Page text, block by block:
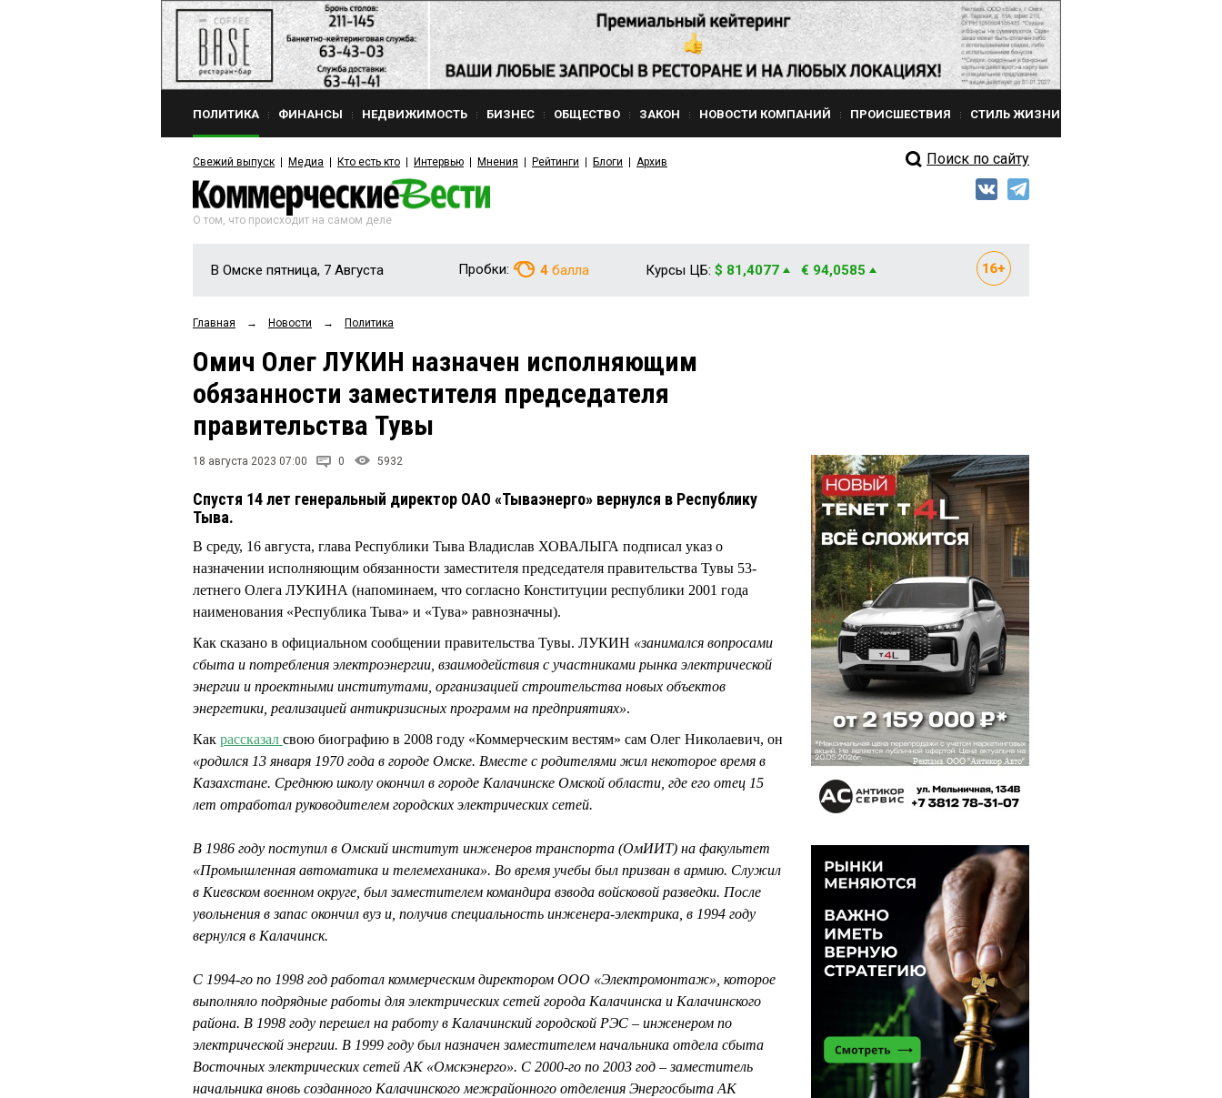
ПОЛИТИКА ФИНАНСЫ НЕДВИЖИМОСТЬ БИЗНЕС ОБЩЕСТВО ЗАКОН НОВОСТИ КОМПАНИЙ ПРОИСШЕСТВИЯ СТИЛЬ ЖИЗНИ
Свежий выпуск Медиа Кто есть кто Интервью Мнения Рейтинги Блоги Архив Поиск по сайту
О том, что происходит на самом деле
В Омске пятница, 7 Августа Пробки: 4 балла Курсы ЦБ: $ 81,4077 € 94,0585
Главная → Новости → Политика
Омич Олег ЛУКИН назначен исполняющим
обязанности заместителя председателя
правительства Тувы
18 августа 2023 07:00 0 5932
Спустя 14 лет генеральный директор ОАО «Тываэнерго» вернулся в Республику
Тыва.
В среду, 16 августа, глава Республики Тыва Владислав ХОВАЛЫГА подписал указ о
назначении исполняющим обязанности заместителя председателя правительства Тувы 53-
летнего Олега ЛУКИНА (напоминаем, что согласно Конституции республики 2001 года
наименования «Республика Тыва» и «Тува» равнозначны).
Как сказано в официальном сообщении правительства Тувы. ЛУКИН «занимался вопросами
сбыта и потребления электроэнергии, взаимодействия с участниками рынка электрической
энергии и проектными институтами, организацией строительства новых объектов
энергетики, реализацией антикризисных программ на предприятиях».
Как рассказал свою биографию в 2008 году «Коммерческим вестям» сам Олег Николаевич, он
«родился 13 января 1970 года в городе Омске. Вместе с родителями жил некоторое время в
Казахстане. Среднюю школу окончил в городе Калачинске Омской области, где его отец 15
лет отработал руководителем городских электрических сетей.
В 1986 году поступил в Омский институт инженеров транспорта (ОмИИТ) на факультет
«Промышленная автоматика и телемеханика». Во время учебы был призван в армию. Служил
в Киевском военном округе, был заместителем командира взвода войсковой разведки. После
увольнения в запас окончил вуз и, получив специальность инженера-электрика, в 1994 году
вернулся в Калачинск.
С 1994-го по 1998 год работал коммерческим директором ООО «Электромонтаж», которое
выполняло подрядные работы для электрических сетей города Калачинска и Калачинского
района. В 1998 году перешел на работу в Калачинский городской РЭС – инженером по
электрической энергии. В 1999 году был назначен заместителем начальника отдела сбыта
Восточных электрических сетей АК «Омскэнерго». С 2000-го по 2003 год – заместитель
начальника вновь созданного Калачинского межрайонного отделения Энергосбыта АК